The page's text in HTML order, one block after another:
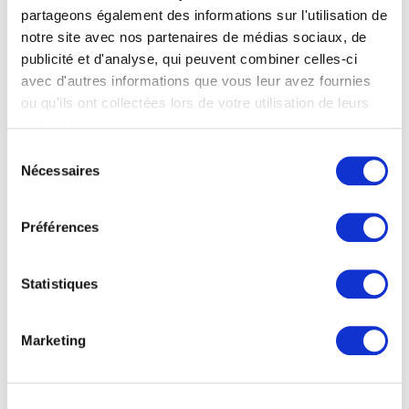
partageons également des informations sur l'utilisation de
notre site avec nos partenaires de médias sociaux, de
publicité et d'analyse, qui peuvent combiner celles-ci
avec d'autres informations que vous leur avez fournies
ou qu'ils ont collectées lors de votre utilisation de leurs
Nécessaires
Préférences
Statistiques
Marketing
500 x 14 000 mm pour la découpe avec
chanfrein
Épaisseur de 15 à 40 mm
Procédés : plasma, perçage, chanfreinage,
taraudage, lamage, fraisage, marquage,
Matières : acier, acier inoxydable, aluminium,
cuivre, tôles larmées, tôles gaufrées